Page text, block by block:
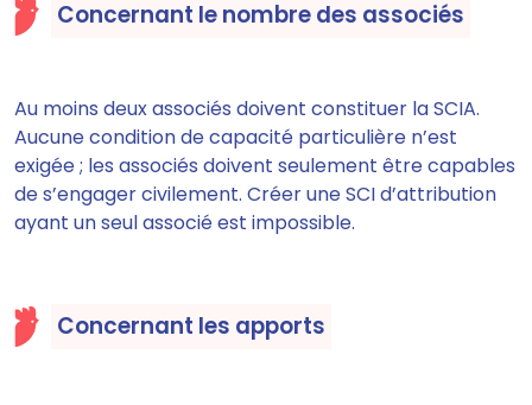
Concernant le nombre des associés
Au moins deux associés doivent constituer la SCIA.
Aucune condition de capacité particulière n’est
exigée ; les associés doivent seulement être capables
de s’engager civilement. Créer une SCI d’attribution
ayant un seul associé est impossible.
Concernant les apports